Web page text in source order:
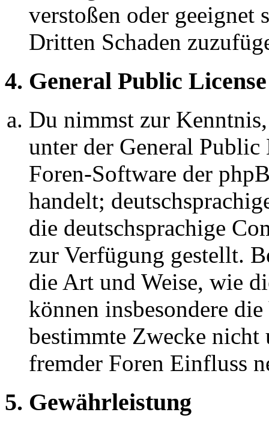
verstoßen oder geeignet
Dritten Schaden
4. General Public License
Du nimmst zur
unter der General
Foren-Software der
handelt;
die deutschsprachige
zur Verfügung gestellt.
die Art und Weise, wie
können insbesondere
bestimmte Zwecke nicht
fremder Foren Einfluss
5. Gewährleistung